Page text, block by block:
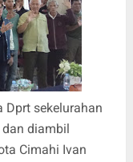
Dprt sekelurahan
diambil
Cimahi Ivan